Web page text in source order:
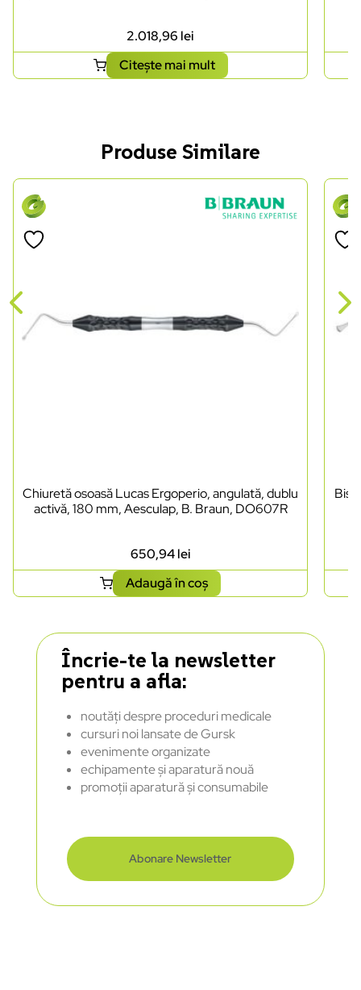
2.018,96 lei
Citește mai mult
Produse Similare
Chiuretă osoasă Lucas Ergoperio, angulată, dublu
activă, 180 mm, Aesculap, B. Braun, DO607R
650,94lei
Adaugă în coș
Încrie-te la newsletter
pentru a afla:
noutăți despre proceduri medicale
cursuri noi lansate de Gursk
evenimente organizate
echipamente și aparatură nouă
promoții aparatură și consumabile
Abonare Newsletter